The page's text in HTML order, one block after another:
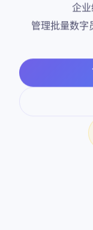
企
管理批量数字